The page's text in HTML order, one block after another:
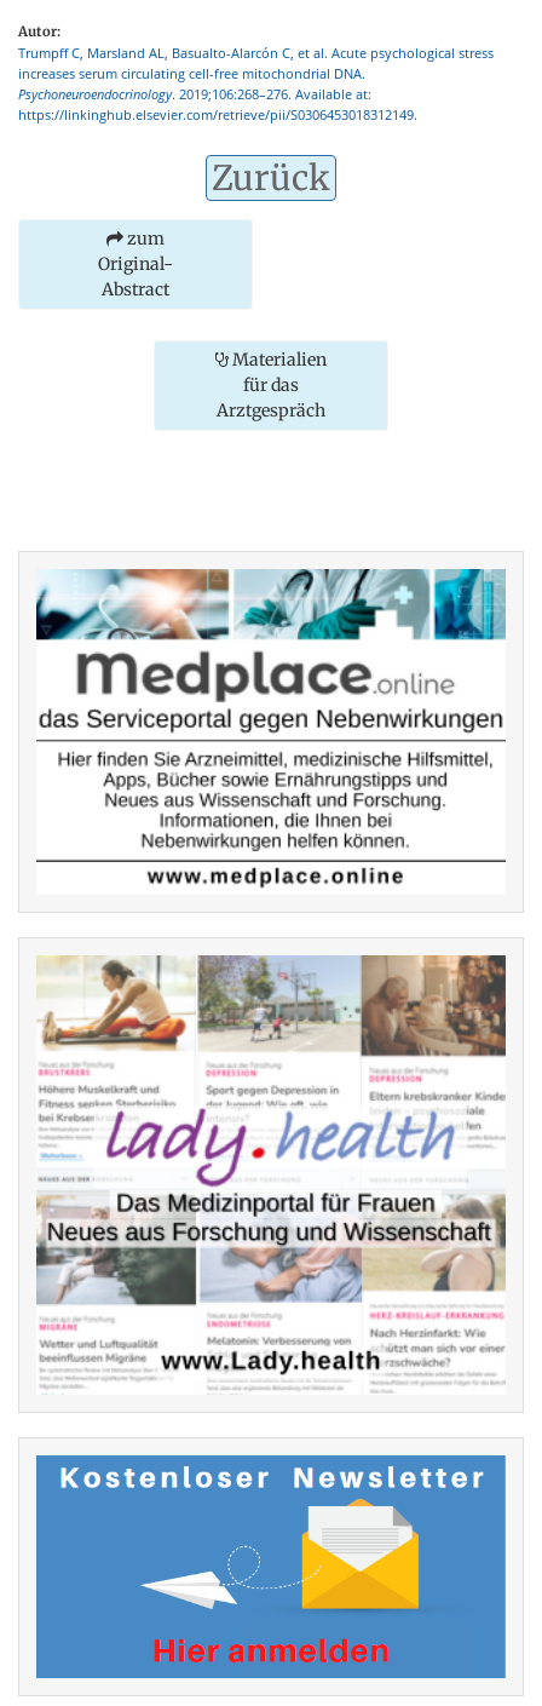
Autor:
Trumpff C, Marsland AL, Basualto-Alarcón C, et al. Acute psychological stress
increases serum circulating cell-free mitochondrial DNA.
Psychoneuroendocrinology. 2019;106:268–276. Available at:
https://linkinghub.elsevier.com/retrieve/pii/S0306453018312149.
Zurück
zum
Original-
Abstract
Materialien
für das
Arztgespräch